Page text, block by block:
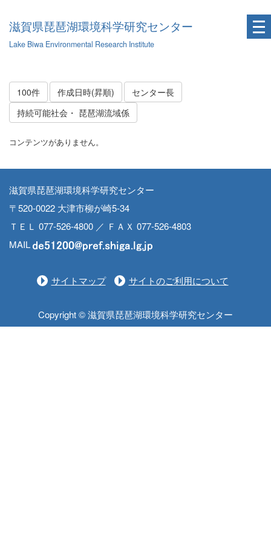
滋賀県琵琶湖環境科学研究センター
Lake Biwa Environmental Research Institute
100件 作成日時(昇順)
センター長
持続可能社会・ 琵琶湖流域係
コンテンツがありません。
滋賀県琵琶湖環境科学研究センター
〒520-0022 大津市柳が崎5-34
ＴＥＬ 077-526-4800 ／ ＦＡＸ 077-526-4803
MAIL
サイトマップ サイトのご利用について
Copyright © 滋賀県琵琶湖環境科学研究センター